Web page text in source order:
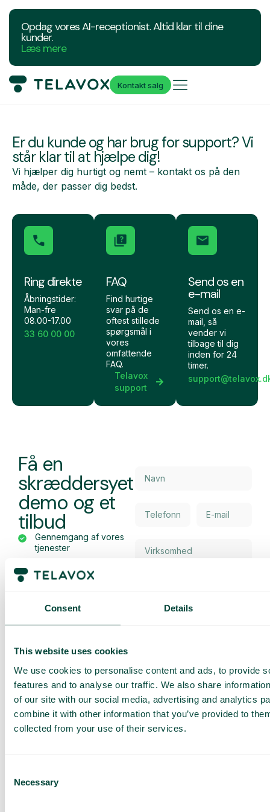
Consent Details
This website uses cookies
We use cookies to personalise content and ads, to provide
features and to analyse our traffic. We also share
of our site with our social media, advertising and analytics
combine it with other information that you’ve provided to
collected from your use of their services.
Selection
Necessary
Opdag vores AI-receptionist. Altid klar til dine
kunder.
Læs mere
Kontakt salg
Er du kunde og har brug for support?Vi
står klar til at hjælpe dig!
Vi hjælper dig hurtigt og nemt – kontakt os på den
måde, der passer dig bedst.
Ring direkte
Åbningstider:
Man-fre
08.00-17.00
33 60 00 00
FAQ
Find hurtige
svar på de
oftest stillede
spørgsmål i
vores
omfattende
FAQ.
Telavox
support
Send os en
e-mail
Send os en e-
mail, så
vender vi
tilbage til dig
inden for 24
timer.
Få en
skræddersyet
demo og et
tilbud
Gennemgang af vores
tjenester
virksomhed
for dig og dit team
Jeg har læst TelavoxPrivacy
og accepterer
vilkårene.
Jeg accepterer at modtage
opdateringer fra Telavox.